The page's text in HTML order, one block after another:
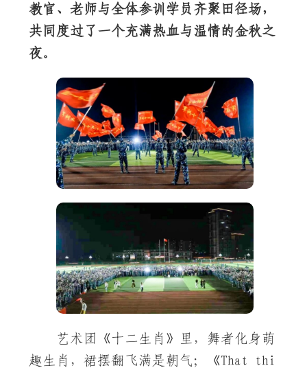
教官、老师与全体参训学员齐聚田径场，
共同度过了一个充满热血与温情的金秋之
夜。
艺术团《十二生肖》里，舞者化身萌
趣生肖，裙摆翻飞满是朝气；《That thi